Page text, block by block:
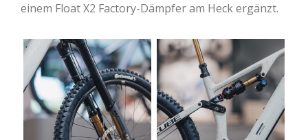
einem Float X2 Factory-Dämpfer am Heck ergänzt.